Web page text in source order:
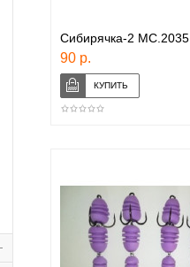
Сибирячка-2 МС.2035
90 р.